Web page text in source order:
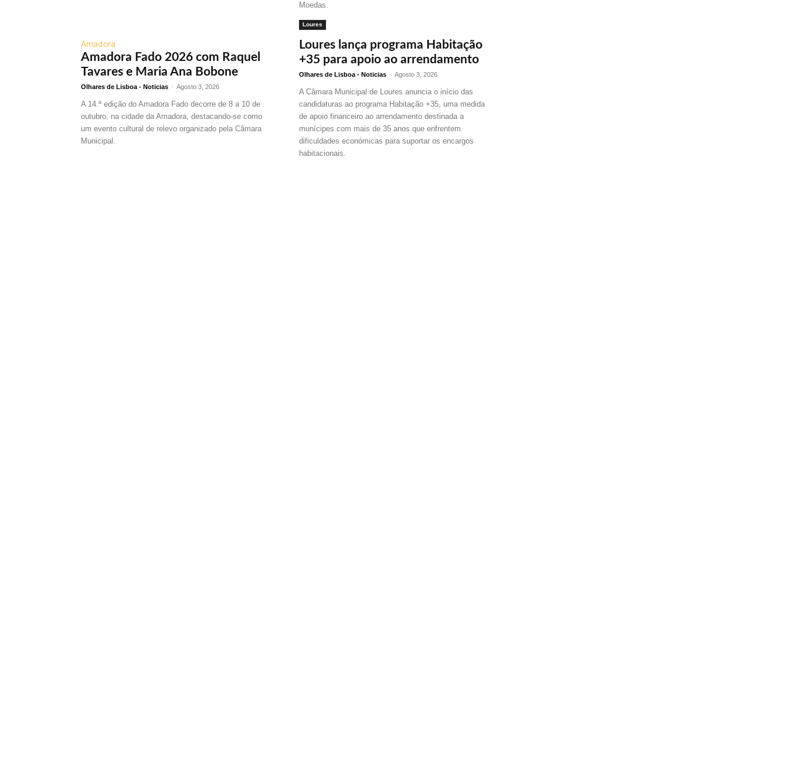
Moedas.
Amadora
Amadora Fado 2026 com Raquel
Tavares e Maria Ana Bobone
Olhares de Lisboa - Noticias - Agosto 3, 2026
A 14.ª edição do Amadora Fado decorre de 8 a 10 de
outubro, na cidade da Amadora, destacando-se como
um evento cultural de relevo organizado pela Câmara
Municipal.
Loures
Loures lança programa Habitação
+35 para apoio ao arrendamento
Olhares de Lisboa - Noticias - Agosto 3, 2026
A Câmara Municipal de Loures anuncia o início das
candidaturas ao programa Habitação +35, uma medida
de apoio financeiro ao arrendamento destinada a
munícipes com mais de 35 anos que enfrentem
dificuldades económicas para suportar os encargos
habitacionais.